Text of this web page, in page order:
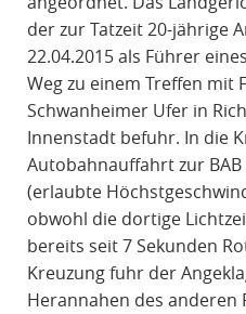
der zur Tatzeit 20-jährige
22.04.2015 als Führer
Weg zu einem Treffen mit
Schwanheimer Ufer in
Innenstadt befuhr. In die
Autobahnauffahrt zur
(erlaubte
obwohl die dortige
bereits seit 7 Sekunden
Kreuzung fuhr der
Herannahen des anderen